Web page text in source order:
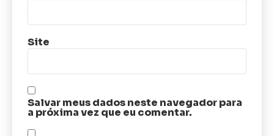
Site
Salvar meus dados neste navegador para
a próxima vez que eu comentar.